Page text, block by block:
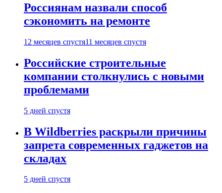
Россиянам назвали способ
сэкономить на ремонте
12 месяцев спустя11 месяцев спустя
Российские строительные
компании столкнулись с новыми
проблемами
5 дней спустя
В Wildberries раскрыли причины
запрета современных гаджетов на
складах
5 дней спустя